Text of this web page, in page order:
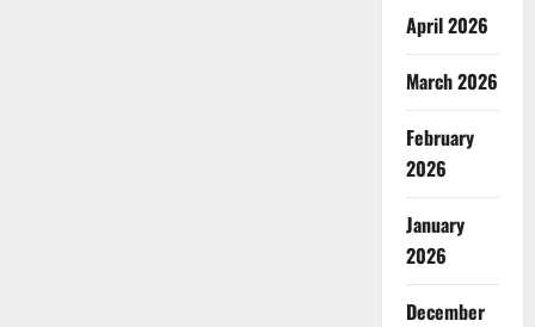
April 2026
March 2026
February
2026
January
2026
December